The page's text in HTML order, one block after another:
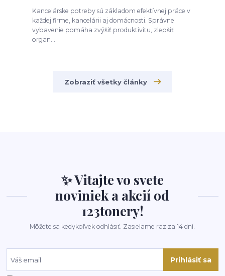
Kancelárske potreby sú základom efektívnej práce v
každej firme, kancelárii aj domácnosti. Správne
vybavenie pomáha zvýšiť produktivitu, zlepšiť
organ...
Zobraziť všetky články
✨ Vitajte vo svete
noviniek a akcií od
123tonery!
Môžete sa kedykoľvek odhlásiť. Zasielame raz za 14 dní.
Prihlásiť sa